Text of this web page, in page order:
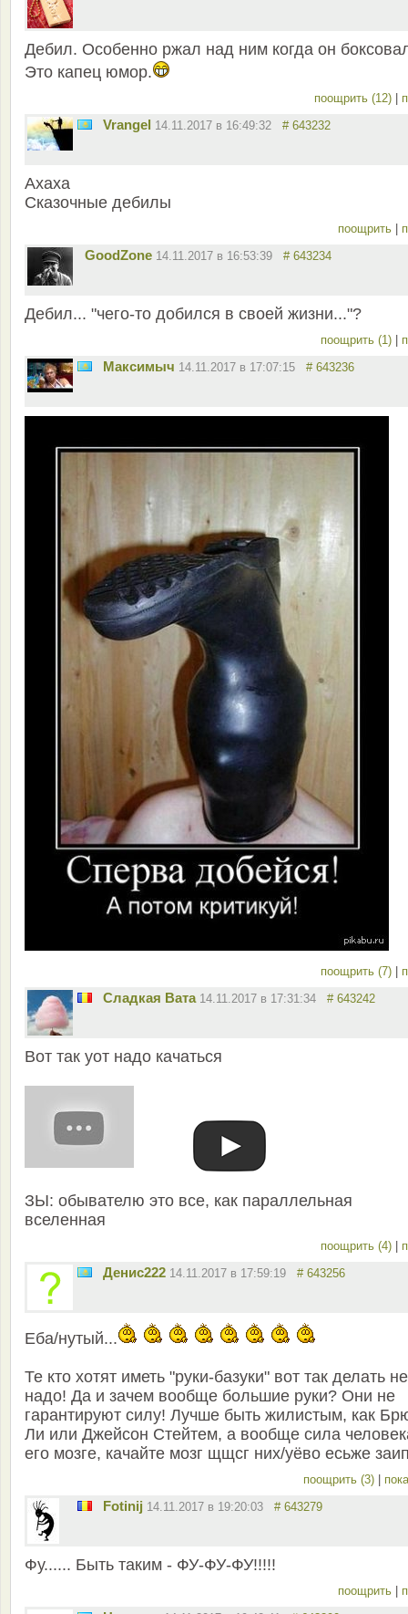
Дебил. Особенно ржал над ним когда он
Это капец юмор.
поощрить (12)
Vrangel 14.11.2017 в 16:49:32 # 643232
Ахаха
Сказочные дебилы
поощрить
GoodZone 14.11.2017 в 16:53:39 # 643234
Дебил... "чего-то добился в своей жизни..."?
поощрить (1)
Максимыч 14.11.2017 в 17:07:15 # 643236
поощрить (7)
Сладкая Вата 14.11.2017 в 17:31:34 # 643242
Вот так уот надо качаться
ЗЫ: обывателю это все, как параллельная
вселенная
поощрить (4)
Денис222 14.11.2017 в 17:59:19 # 643256
Еба/нутый...
Те кто хотят иметь "руки-базуки" вот так делать не
надо! Да и зачем вообще большие руки? Они не
гарантируют силу! Лучше быть жилистым, как
Ли или Джейсон Стейтем, а вообще сила
его мозге, качайте мозг щщсг них/уёво есьже
поощрить (3)
Fotinij 14.11.2017 в 19:20:03 # 643279
Фу...... Быть таким - ФУ-ФУ-ФУ!!!!!
поощрить